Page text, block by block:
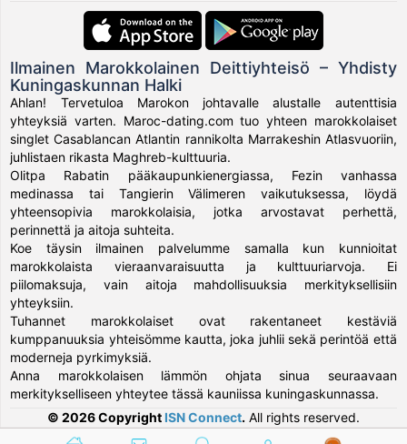
Ilmainen Marokkolainen Deittiyhteisö – Yhdisty
Kuningaskunnan Halki
Ahlan! Tervetuloa Marokon johtavalle alustalle autenttisia
yhteyksiä varten. Maroc-dating.com tuo yhteen marokkolaiset
singlet Casablancan Atlantin rannikolta Marrakeshin Atlasvuoriin,
juhlistaen rikasta Maghreb-kulttuuria.
Olitpa Rabatin pääkaupunkienergiassa, Fezin vanhassa
medinassa tai Tangierin Välimeren vaikutuksessa, löydä
yhteensopivia marokkolaisia, jotka arvostavat perhettä,
perinnettä ja aitoja suhteita.
Koe täysin ilmainen palvelumme samalla kun kunnioitat
marokkolaista vieraanvaraisuutta ja kulttuuriarvoja. Ei
piilomaksuja, vain aitoja mahdollisuuksia merkityksellisiin
yhteyksiin.
Tuhannet marokkolaiset ovat rakentaneet kestäviä
kumppanuuksia yhteisömme kautta, joka juhlii sekä perintöä että
moderneja pyrkimyksiä.
Anna marokkolaisen lämmön ohjata sinua seuraavaan
merkitykselliseen yhteytee tässä kauniissa kuningaskunnassa.
© 2026 Copyright ISN Connect. All rights reserved.